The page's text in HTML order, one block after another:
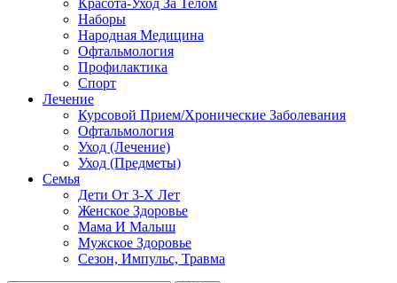
Красота-Уход За Телом
Наборы
Народная Медицина
Офтальмология
Профилактика
Спорт
Лечение
Курсовой Прием/Хронические Заболевания
Офтальмология
Уход (Лечение)
Уход (Предметы)
Семья
Дети От 3-Х Лет
Женское Здоровье
Мама И Малыш
Мужское Здоровье
Сезон, Импульс, Травма